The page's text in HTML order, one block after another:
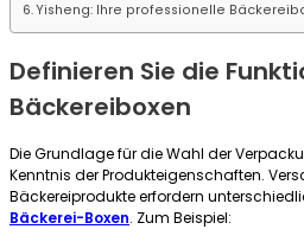
Yisheng: Ihre professionelle
Definieren Sie die
Bäckereiboxen
Die Grundlage für die Wahl der
Kenntnis der Produkteigenschaften.
Bäckereiprodukte erfordern
Bäckerei-Boxen. Zum Beispiel: